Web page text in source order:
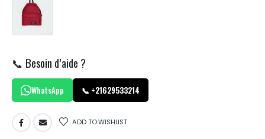
📞 Besoin d’aide ?
WhatsApp 📞 +21629533214
ADD TO WISHLIST